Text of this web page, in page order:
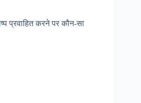
प्रवाहित करने पर कौन-सा